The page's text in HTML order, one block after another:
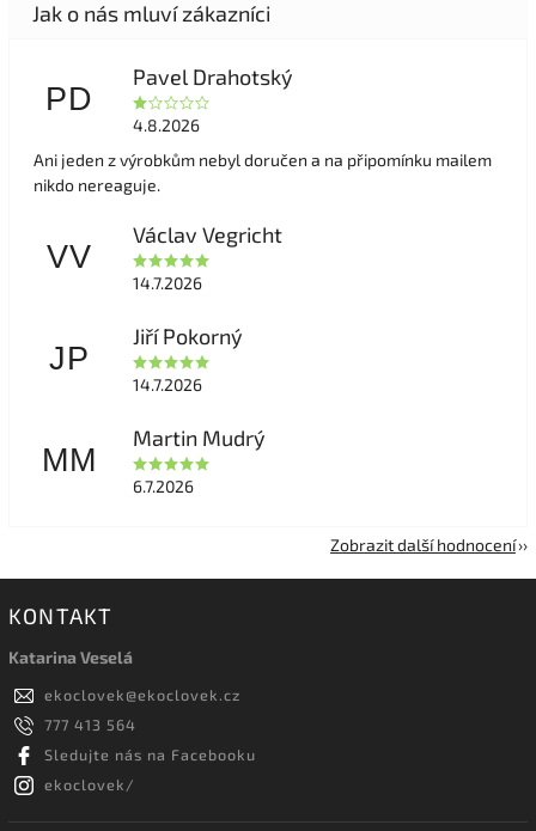
PD
Pavel Drahotský
4.8.2026
Ani jeden z výrobkům nebyl doručen a na připomínku mailem
nikdo nereaguje.
VV
Václav Vegricht
14.7.2026
JP
Jiří Pokorný
14.7.2026
MM
Martin Mudrý
6.7.2026
Zobrazit další hodnocení
KONTAKT
Katarina Veselá
ekoclovek@ekoclovek.cz
777 413 564
Sledujte nás na Facebooku
ekoclovek/